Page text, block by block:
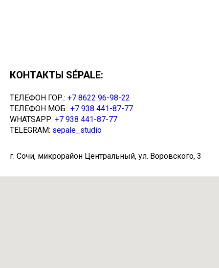
КОНТАКТЫ SÉPALE:
ТЕЛЕФОН ГОР.: +7 8622 96-98-22
ТЕЛЕФОН МОБ.: +7 938 441-87-77
WHATSAPP: +7 938 441-87-77
TELEGRAM: sepale_studio
г. Сочи, микрорайон Центральный, ул. Воровского, 3